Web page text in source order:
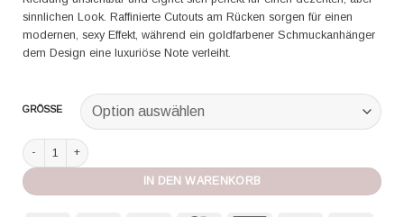
sinnlichen Look. Raffinierte Cutouts am Rücken sorgen für einen
modernen, sexy Effekt, während ein goldfarbener Schmuckanhänger
dem Design eine luxuriöse Note verleiht.
GRÖSSE
Aubade String Vibes black Menge
IN DEN WARENKORB